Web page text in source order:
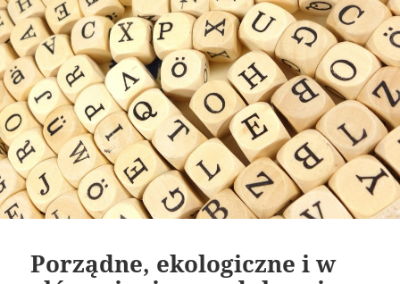
Porządne, ekologiczne i w